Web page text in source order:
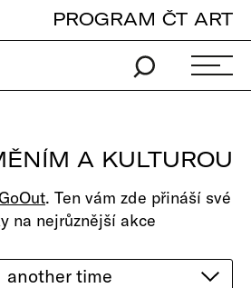
PROGRAM ČT ART
A KULTUROU
. Ten vám zde přináší své
na nejrůznější akce